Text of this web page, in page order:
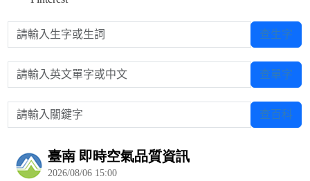
請輸入生字或生詞 查生字
請輸入英文單字或中文 查單字
請輸入關鍵字 查百科